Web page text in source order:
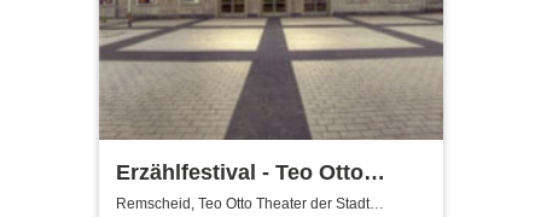
Erzählfestival - Teo Otto
Theater
Remscheid, Teo Otto Theater der Stadt